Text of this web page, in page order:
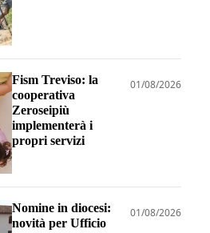
Fism Treviso: la
cooperativa
Zeroseipiù
implementerà i
propri servizi
01/08/2026
Nomine in diocesi:
novità per Ufficio
01/08/2026